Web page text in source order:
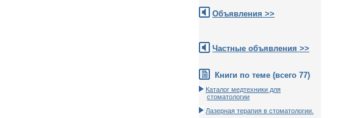
Объявления >>
Частные объявления >>
Книги по теме (всего 77)
Каталог медтехники для
стоматологии
Лазерная терапия в стоматологии.